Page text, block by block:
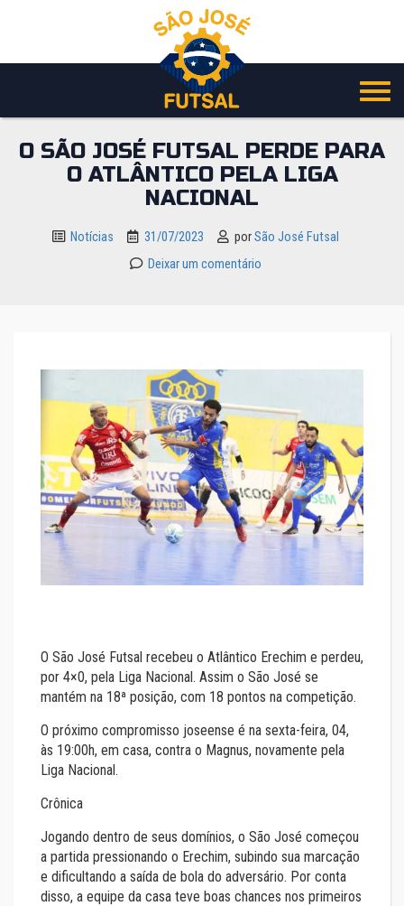
o
O SÃO JOSÉ FUTSAL PERDE PARA
O ATLÂNTICO PELA LIGA
NACIONAL
Notícias 31/07/2023 porSão José Futsal
Deixar um comentário
O São José Futsal recebeu o Atlântico Erechim e perdeu,
por 4×0, pela Liga Nacional. Assim o São José se
mantém na 18ª posição, com 18 pontos na competição.
O próximo compromisso joseense é na sexta-feira, 04,
às 19:00h, em casa, contra o Magnus, novamente pela
Liga Nacional.
Crônica
Jogando dentro de seus domínios, o São José começou
a partida pressionando o Erechim, subindo sua marcação
e dificultando a saída de bola do adversário. Por conta
disso, a equipe da casa teve boas chances nos primeiros